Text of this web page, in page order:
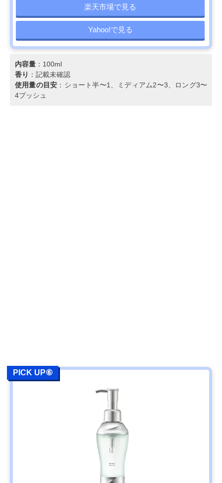
楽天市場で見る
Yahoo!で見る
内容量 ：100ml
香り ：記載未確認
使用量の目安 ：ショート半〜1、ミディアム2〜3、ロング3〜
4プッシュ
PICK UP⑥